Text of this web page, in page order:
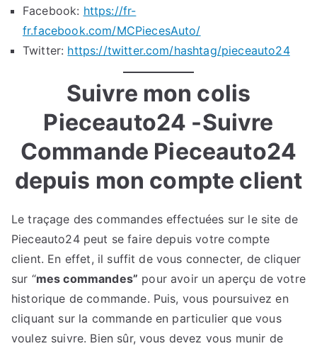
Facebook: https://fr-
fr.facebook.com/MCPiecesAuto/
Twitter: https://twitter.com/hashtag/pieceauto24
Suivre mon colis
Pieceauto24 -Suivre
Commande Pieceauto24
depuis mon compte client
Le traçage des commandes effectuées sur le site de
Pieceauto24 peut se faire depuis votre compte
client. En effet, il suffit de vous connecter, de cliquer
sur “mes commandes” pour avoir un aperçu de votre
historique de commande. Puis, vous poursuivez en
cliquant sur la commande en particulier que vous
voulez suivre. Bien sûr, vous devez vous munir de